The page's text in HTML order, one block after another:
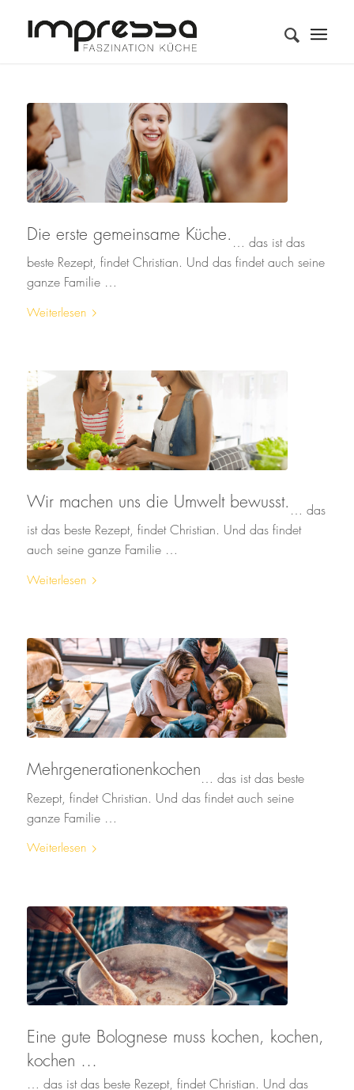
Die erste gemeinsame Küche. … das ist das
beste Rezept, findet Christian. Und das findet auch seine
ganze Familie …
Weiterlesen
Wir machen uns die Umwelt bewusst. … das
ist das beste Rezept, findet Christian. Und das findet
auch seine ganze Familie …
Weiterlesen
Mehrgenerationenkochen… das ist das beste
Rezept, findet Christian. Und das findet auch seine
ganze Familie …
Weiterlesen
Eine gute Bolognese muss kochen, kochen,
kochen …
… das ist das beste Rezept, findet Christian. Und das